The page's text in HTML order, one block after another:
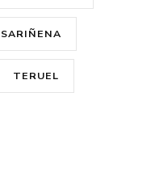
SARIÑENA
TERUEL